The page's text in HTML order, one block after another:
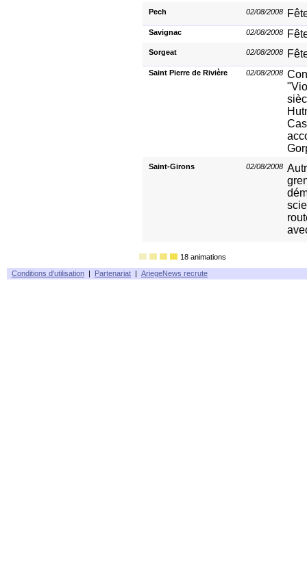
Pech 02/08/2008
Savignac 02/08/2008
Sorgeat 02/08/2008
Saint Pierre de Rivière 02/08/2008
Saint-Girons 02/08/2008
18 animations
Conditions d'utilisation | Partenariat | AriegeNews recrute